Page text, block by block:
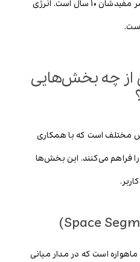
1000 کیلوگرم وزن داشته و طول عمر مفیدشان 10 سال است. انرژی
چه بخش‌هایی
مختلف است که با همکاری
را فراهم می‌کنند. این بخش‌ها
بخش فضایی متشکل از 24 تا 32 ماهواره است که در مدار میانی